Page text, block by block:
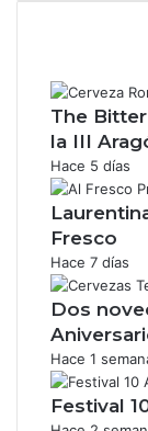
The
la III
Hace 5 días
Fresco
Hace 7 días
Dos
Hace 1
Festival